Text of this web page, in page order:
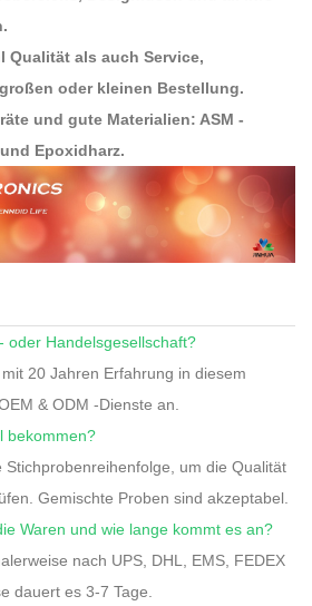
Qualität als auch Service,
oder kleinen Bestellung.
und gute Materialien: ASM -
Epoxidharz.
oder Handelsgesellschaft?
20 Jahren Erfahrung in diesem
& ODM -Dienste an.
bekommen?
um die Qualität
Gemischte Proben sind akzeptabel.
Waren und wie lange kommt es an?
nach UPS, DHL, EMS, FEDEX
dauert es 3-7 Tage.